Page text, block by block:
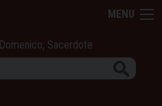
MENU
Sacerdote